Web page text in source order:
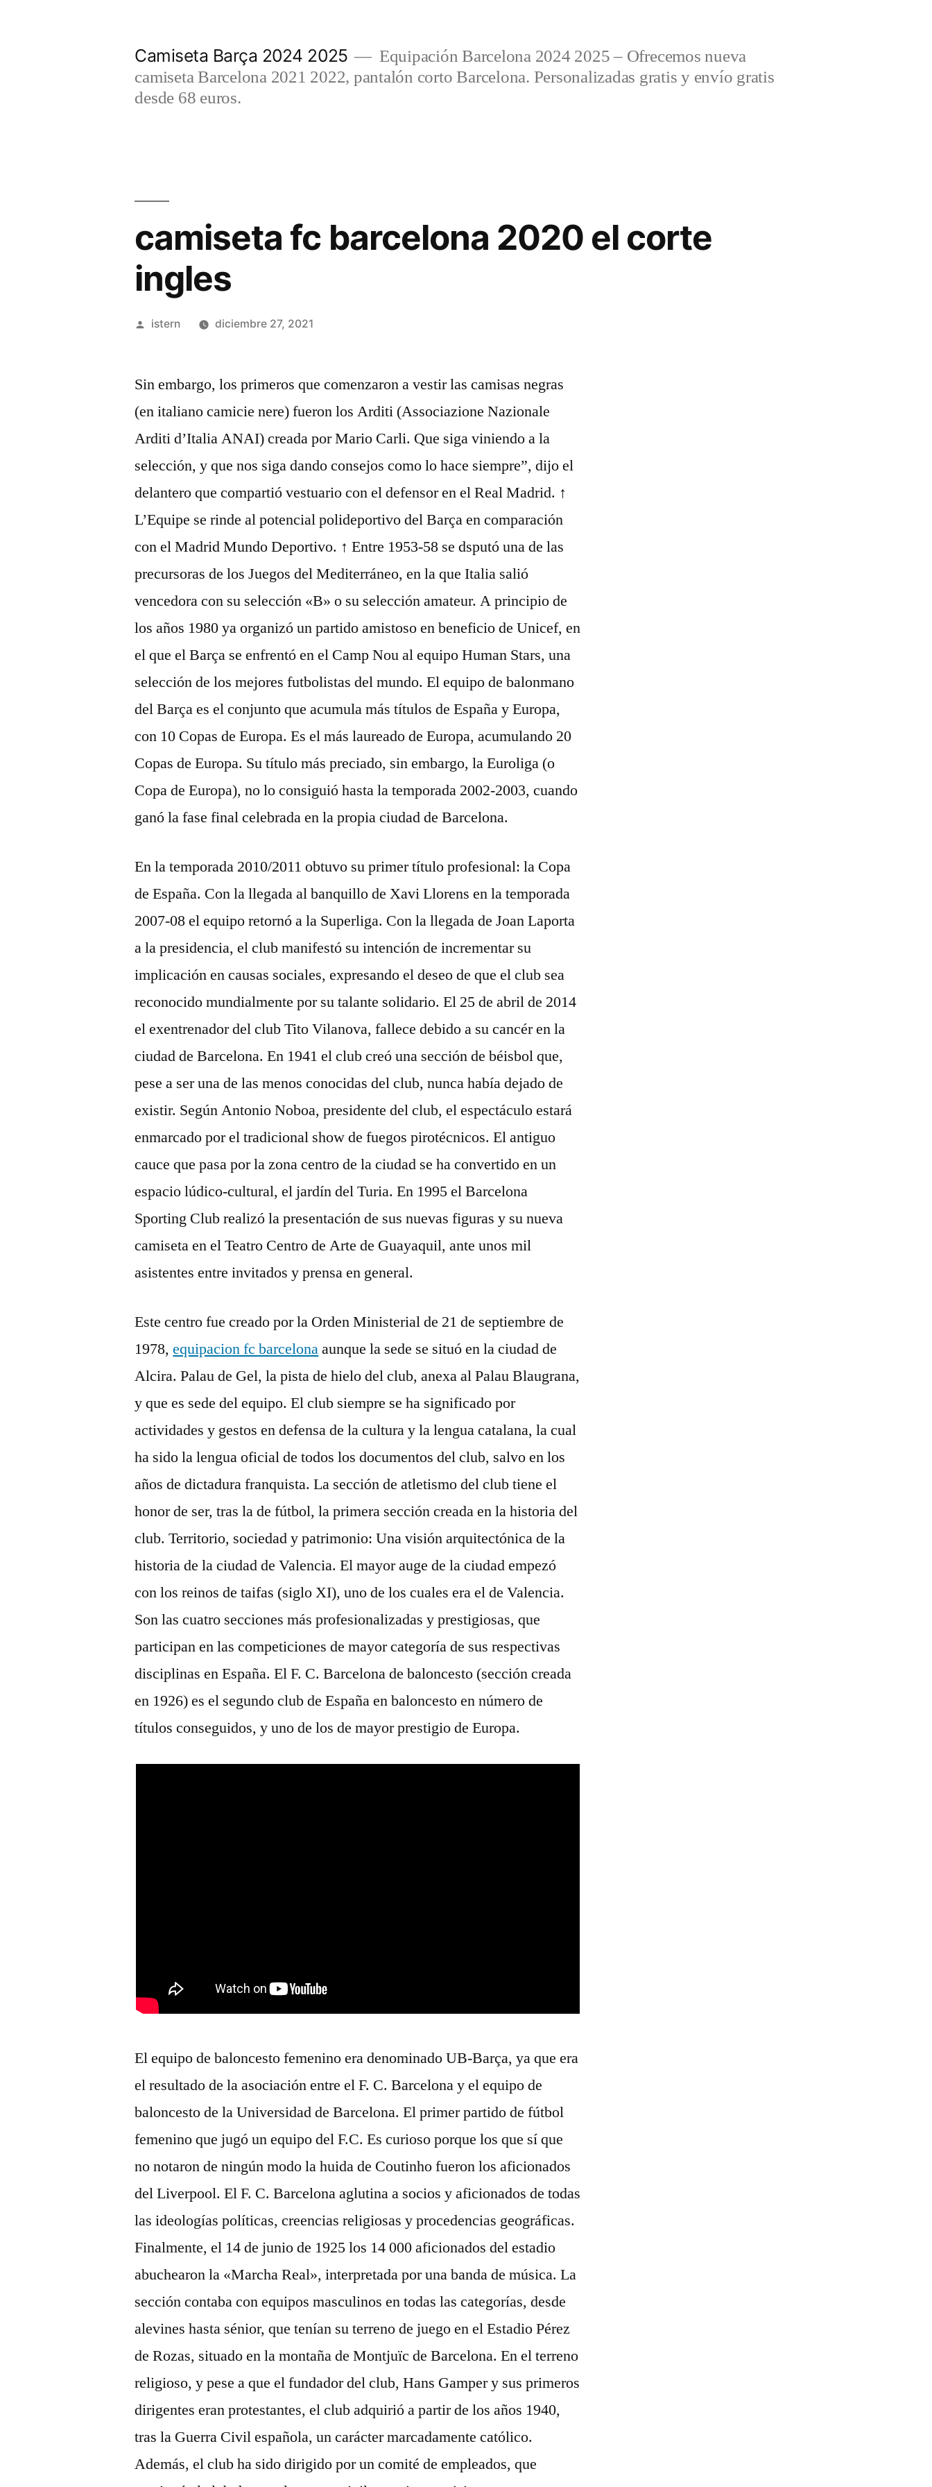
Camiseta Barça 2024 2025
Equipación Barcelona 2024 2025 – Ofrecemos nueva
camiseta Barcelona 2021 2022, pantalón corto Barcelona. Personalizadas gratis y envío gratis
desde 68 euros.
camiseta fc barcelona 2020 el corte
ingles
Publicado
istern diciembre 27, 2021
Sin embargo, los primeros que comenzaron a vestir las camisas negras
(en italiano camicie nere) fueron los Arditi (Associazione Nazionale
Arditi d’Italia ANAI) creada por Mario Carli. Que siga viniendo a la
selección, y que nos siga dando consejos como lo hace siempre”, dijo el
delantero que compartió vestuario con el defensor en el Real Madrid. ↑
L’Equipe se rinde al potencial polideportivo del Barça en comparación
con el Madrid Mundo Deportivo. ↑ Entre 1953-58 se dsputó una de las
precursoras de los Juegos del Mediterráneo, en la que Italia salió
vencedora con su selección «B» o su selección amateur. A principio de
los años 1980 ya organizó un partido amistoso en beneficio de Unicef, en
el que el Barça se enfrentó en el Camp Nou al equipo Human Stars, una
selección de los mejores futbolistas del mundo. El equipo de balonmano
del Barça es el conjunto que acumula más títulos de España y Europa,
con 10 Copas de Europa. Es el más laureado de Europa, acumulando 20
Copas de Europa. Su título más preciado, sin embargo, la Euroliga (o
Copa de Europa), no lo consiguió hasta la temporada 2002-2003, cuando
ganó la fase final celebrada en la propia ciudad de Barcelona.
En la temporada 2010/2011 obtuvo su primer título profesional: la Copa
de España. Con la llegada al banquillo de Xavi Llorens en la temporada
2007-08 el equipo retornó a la Superliga. Con la llegada de Joan Laporta
a la presidencia, el club manifestó su intención de incrementar su
implicación en causas sociales, expresando el deseo de que el club sea
reconocido mundialmente por su talante solidario. El 25 de abril de 2014
el exentrenador del club Tito Vilanova, fallece debido a su cancér en la
ciudad de Barcelona. En 1941 el club creó una sección de béisbol que,
pese a ser una de las menos conocidas del club, nunca había dejado de
existir. Según Antonio Noboa, presidente del club, el espectáculo estará
enmarcado por el tradicional show de fuegos pirotécnicos. El antiguo
cauce que pasa por la zona centro de la ciudad se ha convertido en un
espacio lúdico-cultural, el jardín del Turia. En 1995 el Barcelona
Sporting Club realizó la presentación de sus nuevas figuras y su nueva
camiseta en el Teatro Centro de Arte de Guayaquil, ante unos mil
asistentes entre invitados y prensa en general.
Este centro fue creado por la Orden Ministerial de 21 de septiembre de
1978,equipacion fc barcelonaaunque la sede se situó en la ciudad de
Alcira. Palau de Gel, la pista de hielo del club, anexa al Palau Blaugrana,
y que es sede del equipo. El club siempre se ha significado por
actividades y gestos en defensa de la cultura y la lengua catalana, la cual
ha sido la lengua oficial de todos los documentos del club, salvo en los
años de dictadura franquista. La sección de atletismo del club tiene el
honor de ser, tras la de fútbol, la primera sección creada en la historia del
club. Territorio, sociedad y patrimonio: Una visión arquitectónica de la
historia de la ciudad de Valencia. El mayor auge de la ciudad empezó
con los reinos de taifas (siglo XI), uno de los cuales era el de Valencia.
Son las cuatro secciones más profesionalizadas y prestigiosas, que
participan en las competiciones de mayor categoría de sus respectivas
disciplinas en España. El F. C. Barcelona de baloncesto (sección creada
en 1926) es el segundo club de España en baloncesto en número de
títulos conseguidos, y uno de los de mayor prestigio de Europa.
El equipo de baloncesto femenino era denominado UB-Barça, ya que era
el resultado de la asociación entre el F. C. Barcelona y el equipo de
baloncesto de la Universidad de Barcelona. El primer partido de fútbol
femenino que jugó un equipo del F.C. Es curioso porque los que sí que
no notaron de ningún modo la huida de Coutinho fueron los aficionados
del Liverpool. El F. C. Barcelona aglutina a socios y aficionados de todas
las ideologías políticas, creencias religiosas y procedencias geográficas.
Finalmente, el 14 de junio de 1925 los 14 000 aficionados del estadio
abuchearon la «Marcha Real», interpretada por una banda de música. La
sección contaba con equipos masculinos en todas las categorías, desde
alevines hasta sénior, que tenían su terreno de juego en el Estadio Pérez
de Rozas, situado en la montaña de Montjuïc de Barcelona. En el terreno
religioso, y pese a que el fundador del club, Hans Gamper y sus primeros
dirigentes eran protestantes, el club adquirió a partir de los años 1940,
tras la Guerra Civil española, un carácter marcadamente católico.
Además, el club ha sido dirigido por un comité de empleados, que